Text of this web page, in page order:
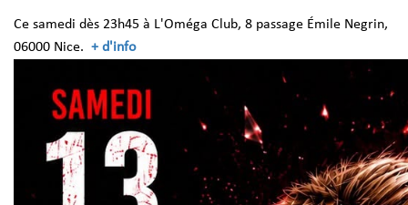
Ce samedi dès 23h45 à L'Oméga Club, 8 passage Émile Negrin,
06000 Nice. + d'info